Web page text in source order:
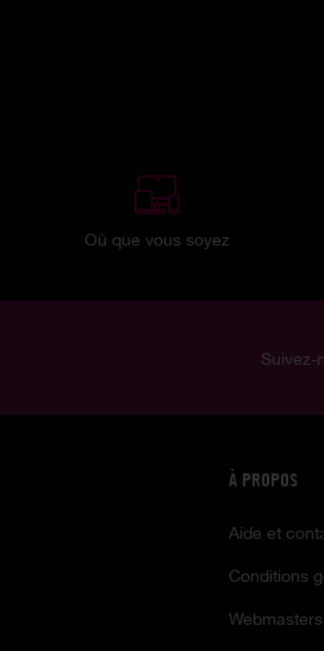
Où que vous soyez
Suivez-
À PROPOS
Aide et
Conditions
Webmasters